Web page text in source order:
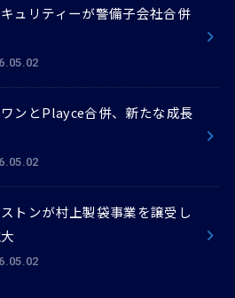
ュリティーが警備子会社合併
ンとPlayce合併、新たな成長
トンが村上製袋事業を譲受し